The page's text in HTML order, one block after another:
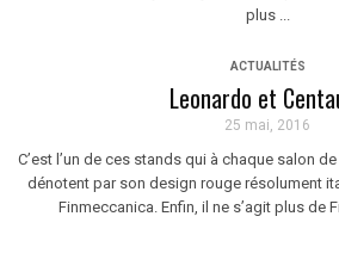
plus ...
ACTUALITÉS
Leonardo et
25 mai, 2016
C’est l’un de ces stands qui à chaque salon
dénotent par son design rouge résolument
Finmeccanica. Enfin, il ne s’agit plus de